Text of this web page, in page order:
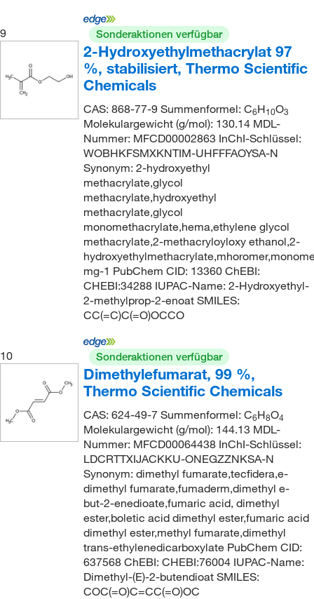
9 Sonderaktionen verfügbar
2-Hydroxyethylmethacrylat 97
%, stabilisiert, Thermo Scientific
Chemicals
CAS: 868-77-9 Summenformel: C6H10O3
Molekulargewicht (g/mol): 130.14 MDL-
Nummer: MFCD00002863 InChI-Schlüssel:
WOBHKFSMXKNTIM-UHFFFAOYSA-N
Synonym: 2-hydroxyethyl
methacrylate,glycol
methacrylate,hydroxyethyl
methacrylate,glycol
monomethacrylate,hema,ethylene glycol
methacrylate,2-methacryloyloxy ethanol,2-
mg-1 PubChem CID: 13360 ChEBI:
CHEBI:34288 IUPAC-Name: 2-Hydroxyethyl-
2-methylprop-2-enoat SMILES:
CC(=C)C(=O)OCCO
10 Sonderaktionen verfügbar
Dimethylefumarat, 99 %,
Thermo Scientific Chemicals
CAS: 624-49-7 Summenformel: C6H8O4
Molekulargewicht (g/mol): 144.13 MDL-
Nummer: MFCD00064438 InChI-Schlüssel:
LDCRTTXIJACKKU-ONEGZZNKSA-N
Synonym: dimethyl fumarate,tecfidera,e-
dimethyl fumarate,fumaderm,dimethyl e-
but-2-enedioate,fumaric acid, dimethyl
ester,boletic acid dimethyl ester,fumaric acid
dimethyl ester,methyl fumarate,dimethyl
trans-ethylenedicarboxylate PubChem CID:
637568 ChEBI: CHEBI:76004 IUPAC-Name:
Dimethyl-(E)-2-butendioat SMILES:
COC(=O)C=CC(=O)OC